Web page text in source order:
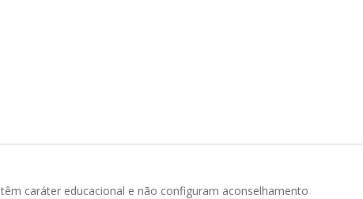
caráter educacional e não configuram aconselhamento